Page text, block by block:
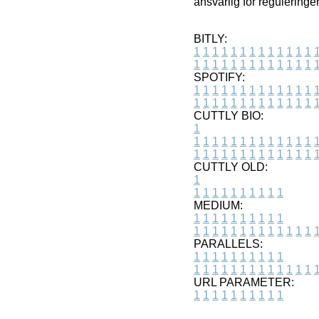
BITLY:
1 1 1 1 1 1 1 1 1 1 1 1 1 1
1 1 1 1 1 1 1 1 1 1 1 1 1 1
SPOTIFY:
1 1 1 1 1 1 1 1 1 1 1 1 1 1
1 1 1 1 1 1 1 1 1 1 1 1 1 1
CUTTLY BIO:
1
1 1 1 1 1 1 1 1 1 1 1 1 1 1
1 1 1 1 1 1 1 1 1 1 1 1 1 1
CUTTLY OLD:
1
1 1 1 1 1 1 1 1 1 1
MEDIUM:
1 1 1 1 1 1 1 1 1 1
1 1 1 1 1 1 1 1 1 1 1 1 1 1
PARALLELS:
1 1 1 1 1 1 1 1 1 1
1 1 1 1 1 1 1 1 1 1 1 1 1 1
URL PARAMETER:
1 1 1 1 1 1 1 1 1 1